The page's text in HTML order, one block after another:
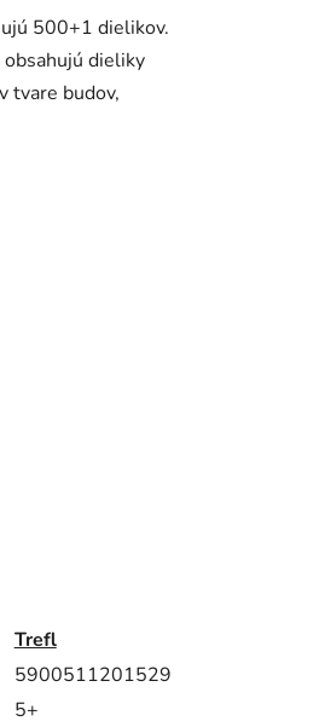
500+1 dielikov.
dieliky
tvare budov,
Trefl
5900511201529
5+